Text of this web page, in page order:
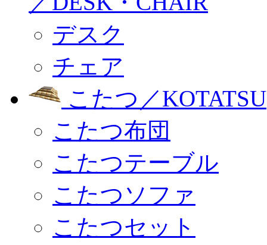
デスク
チェア
こたつ／KOTATSU
こたつ布団
こたつテーブル
こたつソファ
こたつセット